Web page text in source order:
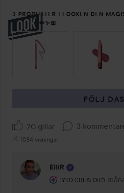
3 PRODUKTER I LOOKEN DEN
LÄPPAR 💋✨🎀
HOPPA ÖVER SEKTIONEN
FÖLJ
20 gillar 3
1084 visningar
ElliR
LYKO CREATOR
Användarens roll: Lyko
5